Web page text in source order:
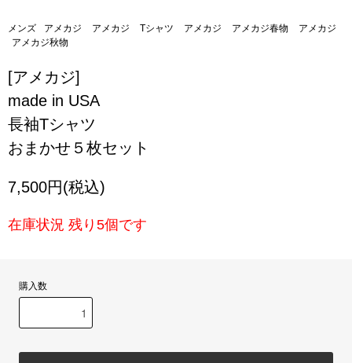
メンズ アメカジ アメカジ Tシャツ アメカジ アメカジ春物
アメカジ
アメカジ秋物
[アメカジ]
made in USA
長袖Tシャツ
おまかせ５枚セット
7,500円(税込)
在庫状況 残り5個です
購入数